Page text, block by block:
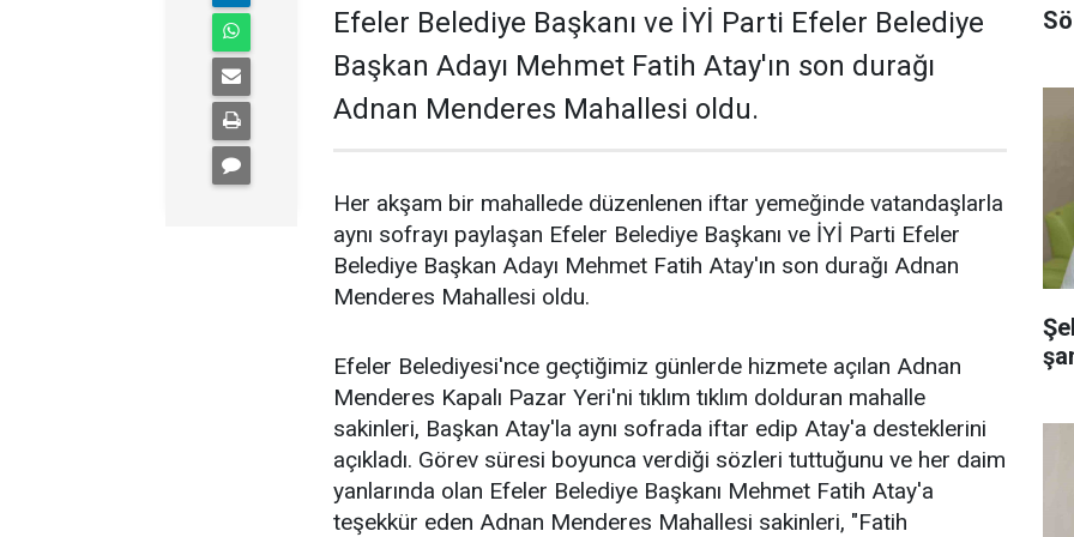
Efeler Belediye Başkanı ve İYİ Parti Efeler Belediye
Başkan Adayı Mehmet Fatih Atay'ın son durağı
Adnan Menderes Mahallesi oldu.
Her akşam bir mahallede düzenlenen iftar yemeğinde vatandaşlarla
aynı sofrayı paylaşan Efeler Belediye Başkanı ve İYİ Parti Efeler
Belediye Başkan Adayı Mehmet Fatih Atay'ın son durağı Adnan
Menderes Mahallesi oldu.
Efeler Belediyesi'nce geçtiğimiz günlerde hizmete açılan Adnan
Menderes Kapalı Pazar Yeri'ni tıklım tıklım dolduran mahalle
sakinleri, Başkan Atay'la aynı sofrada iftar edip Atay'a desteklerini
açıkladı. Görev süresi boyunca verdiği sözleri tuttuğunu ve her daim
yanlarında olan Efeler Belediye Başkanı Mehmet Fatih Atay'a
teşekkür eden Adnan Menderes Mahallesi sakinleri, "Fatih